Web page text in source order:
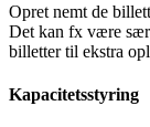
Opret nemt de
Det kan fx være
billetter til ekstra
Kapacitetsstyring